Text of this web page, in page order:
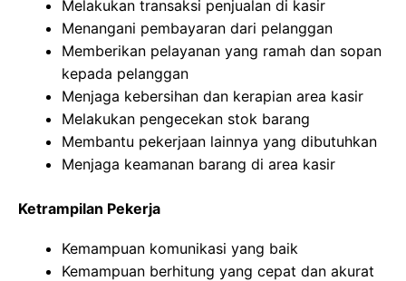
Melakukan transaksi penjualan di kasir
Menangani pembayaran dari pelanggan
Memberikan pelayanan yang ramah dan sopan
kepada pelanggan
Menjaga kebersihan dan kerapian area kasir
Melakukan pengecekan stok barang
Membantu pekerjaan lainnya yang dibutuhkan
Menjaga keamanan barang di area kasir
Ketrampilan Pekerja
Kemampuan komunikasi yang baik
Kemampuan berhitung yang cepat dan akurat